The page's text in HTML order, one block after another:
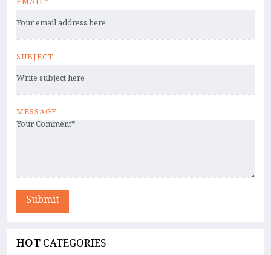
EMAIL*
SUBJECT
MESSAGE
Submit
HOTCATEGORIES